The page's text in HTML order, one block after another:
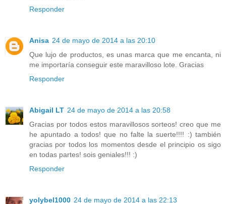
Responder
Anisa 24 de mayo de 2014 a las 20:10
Que lujo de productos, es unas marca que me encanta, ni
me importaría conseguir este maravilloso lote. Gracias
Responder
Abigail LT 24 de mayo de 2014 a las 20:58
Gracias por todos estos maravillosos sorteos! creo que me
he apuntado a todos! que no falte la suerte!!!! :) también
gracias por todos los momentos desde el principio os sigo
en todas partes! sois geniales!!! :)
Responder
yolybel1000 24 de mayo de 2014 a las 22:13